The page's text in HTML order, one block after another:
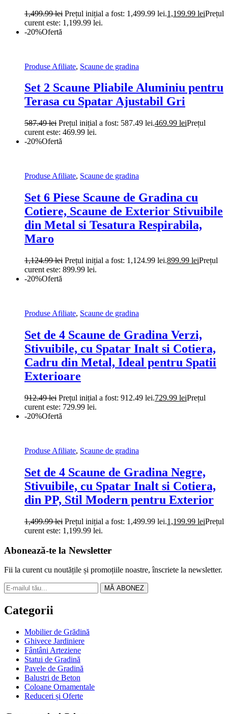
1,499.99lei Prețul inițial a fost: 1,499.99 lei.1,199.99 leiPrețul
curent este: 1,199.99 lei.
-20%Ofertă
Produse Afiliate, Scaune de gradina
Set 2 Scaune Pliabile Aluminiu pentru
Terasa cu Spatar Ajustabil Gri
587.49lei Prețul inițial a fost: 587.49 lei.469.99 leiPrețul
curent este: 469.99 lei.
-20%Ofertă
Produse Afiliate, Scaune de gradina
Set 6 Piese Scaune de Gradina cu
Cotiere, Scaune de Exterior Stivuibile
din Metal si Tesatura Respirabila,
Maro
1,124.99lei Prețul inițial a fost: 1,124.99 lei.899.99 leiPrețul
curent este: 899.99 lei.
-20%Ofertă
Produse Afiliate, Scaune de gradina
Set de 4 Scaune de Gradina Verzi,
Stivuibile, cu Spatar Inalt si Cotiera,
Cadru din Metal, Ideal pentru Spatii
Exterioare
912.49lei Prețul inițial a fost: 912.49 lei.729.99 leiPrețul
curent este: 729.99 lei.
-20%Ofertă
Produse Afiliate, Scaune de gradina
Set de 4 Scaune de Gradina Negre,
Stivuibile, cu Spatar Inalt si Cotiera,
din PP, Stil Modern pentru Exterior
1,499.99lei Prețul inițial a fost: 1,499.99 lei.1,199.99 leiPrețul
curent este: 1,199.99 lei.
Abonează-te la Newsletter
Fii la curent cu noutățile și promoțiile noastre, înscriete la newsletter.
MĂ ABONEZ
Categorii
Mobilier de Grădină
Ghivece Jardiniere
Fântâni Arteziene
Statui de Gradină
Pavele de Gradină
Balustri de Beton
Coloane Ornamentale
Reduceri și Oferte